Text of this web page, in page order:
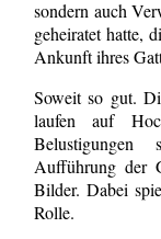
sondern auch
geheiratet hatte,
Ankunft ihres
Soweit so gut.
laufen auf
Aufführung der
Bilder. Dabei
Rolle.